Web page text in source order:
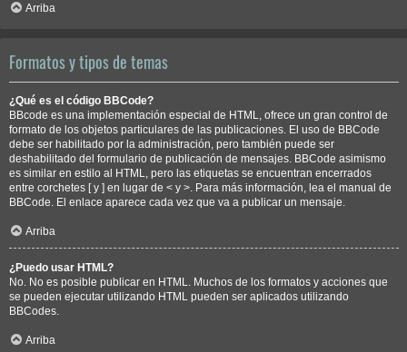
Arriba
Formatos y tipos de temas
¿Qué es el código BBCode?
BBcode es una implementación especial de HTML, ofrece un gran control de
formato de los objetos particulares de las publicaciones. El uso de BBCode
debe ser habilitado por la administración, pero también puede ser
deshabilitado del formulario de publicación de mensajes. BBCode asimismo
es similar en estilo al HTML, pero las etiquetas se encuentran encerrados
entre corchetes [ y ] en lugar de < y >. Para más información, lea el manual de
BBCode. El enlace aparece cada vez que va a publicar un mensaje.
Arriba
¿Puedo usar HTML?
No. No es posible publicar en HTML. Muchos de los formatos y acciones que
se pueden ejecutar utilizando HTML pueden ser aplicados utilizando
BBCodes.
Arriba